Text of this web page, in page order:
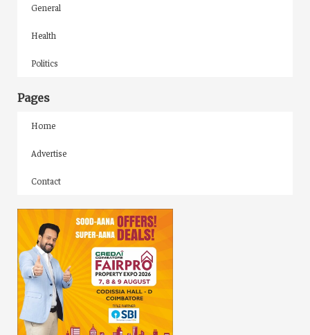
General
Health
Politics
Pages
Home
Advertise
Contact